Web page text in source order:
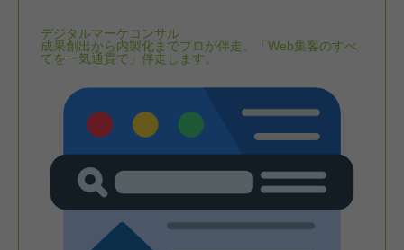
デジタルマーケコンサル
成果創出から内製化までプロが伴走。「Web集客のすべ
てを一気通貫で」伴走します。